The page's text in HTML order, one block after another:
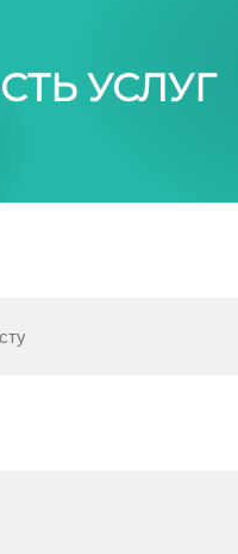
УСЛУГ